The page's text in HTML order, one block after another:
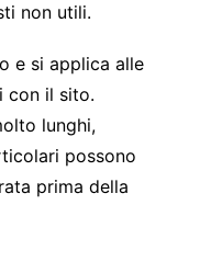
non utili.
e si applica alle
con il sito.
lunghi,
possono
prima della